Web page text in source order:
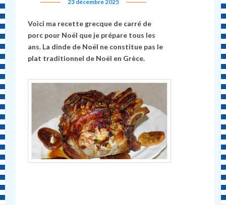
23 décembre 2025
Voici ma recette grecque de carré de
porc pour Noël que je prépare tous les
ans. La dinde de Noël ne constitue pas le
plat traditionnel de Noël en Grèce.